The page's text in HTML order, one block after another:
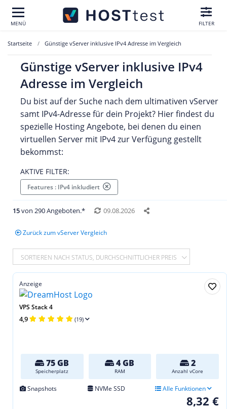
MENÜ FILTER
Startseite Günstige vServer inklusive IPv4 Adresse im Vergleich
Günstige vServer inklusive IPv4
Adresse im Vergleich
Du bist auf der Suche nach dem ultimativen vServer
samt IPv4-Adresse für dein Projekt? Hier findest du
spezielle Hosting Angebote, bei denen du einen
virtuellen Server mit IPv4 zur Verfügung gestellt
bekommst:
AKTIVE FILTER:
Features : IPv4 inkludiert
15von 290 Angeboten.* 09.08.2026
Zurück zum vServer Vergleich
SORTIEREN NACH STATUS, DURCHSCHNITTLICHER PREIS
Anzeige
VPS Stack 4
4,9 (19)
75 GB
Speicherplatz
4 GB
RAM
2
Anzahl vCore
Snapshots NVMe SSD Alle Funktionen
8,32 €